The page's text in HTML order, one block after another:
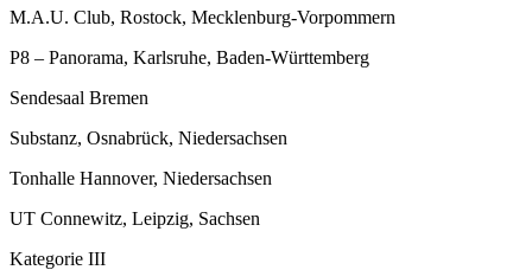
M.A.U. Club, Rostock, Mecklenburg-Vorpommern
P8 – Panorama, Karlsruhe, Baden-Württemberg
Sendesaal Bremen
Substanz, Osnabrück, Niedersachsen
Tonhalle Hannover, Niedersachsen
UT Connewitz, Leipzig, Sachsen
Kategorie III